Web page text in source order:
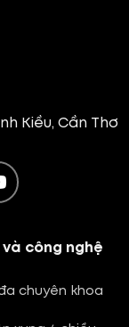
Kiều, Cần Thơ
và công nghệ
chuyên khoa